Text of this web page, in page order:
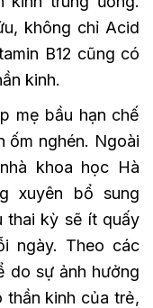
không chỉ Acid
B12 cũng có
kinh.
mẹ bầu hạn chế
ốm nghén. Ngoài
khoa học Hà
xuyên bổ sung
thai kỳ sẽ ít quấy
ngày. Theo các
do sự ảnh hưởng
thần kinh của trẻ,